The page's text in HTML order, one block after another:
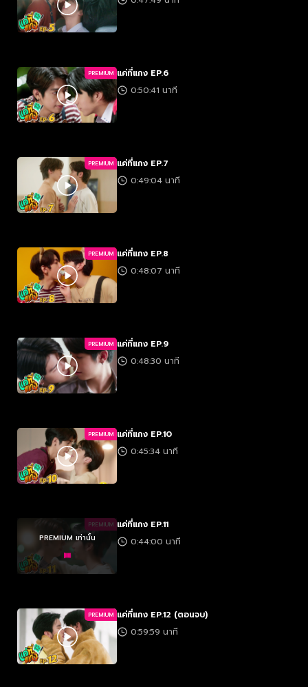
PREMIUM แค่ที่แกง EP.6
0:50:41 นาที
PREMIUM แค่ที่แกง EP.7
0:49:04 นาที
PREMIUM แค่ที่แกง EP.8
0:48:07 นาที
PREMIUM แค่ที่แกง EP.9
0:48:30 นาที
PREMIUM แค่ที่แกง EP.10
0:45:34 นาที
PREMIUM
PREMIUM เท่านั้น
แค่ที่แกง EP.11
0:44:00 นาที
PREMIUM แค่ที่แกง EP.12 (ตอนจบ)
0:59:59 นาที